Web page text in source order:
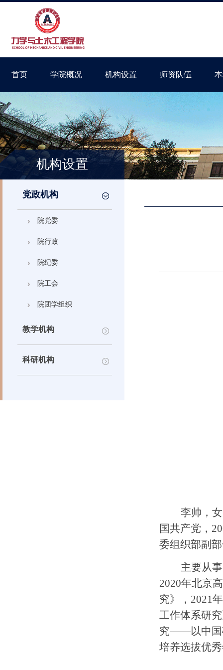
首页 学院概况 机构设置 师资队伍
机构设置
党政机构
院党委
院行政
院纪委
院工会
院团学组织
教学机构
科研机构
李帅，
国共产党，
委组织部副
主要从
2020年北京
究》， 2021
工作体系研
究——以中国
培养选拔优